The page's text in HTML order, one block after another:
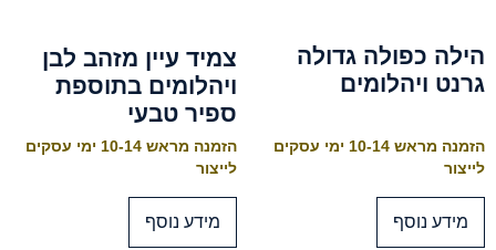
הילה כפולה גדולה
גרנט ויהלומים
הזמנה מראש 10-14 ימי עסקים
לייצור
מידע נוסף
צמיד עיין מזהב לבן
ויהלומים בתוספת
ספיר טבעי
הזמנה מראש 10-14 ימי עסקים
לייצור
מידע נוסף